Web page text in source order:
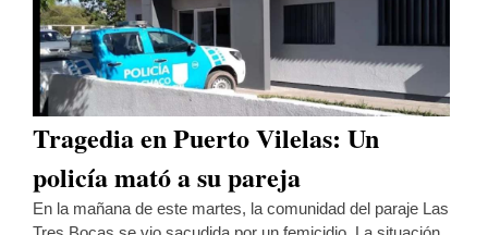
Tragedia en Puerto Vilelas: Un
policía mató a su pareja
En la mañana de este martes, la comunidad del paraje Las